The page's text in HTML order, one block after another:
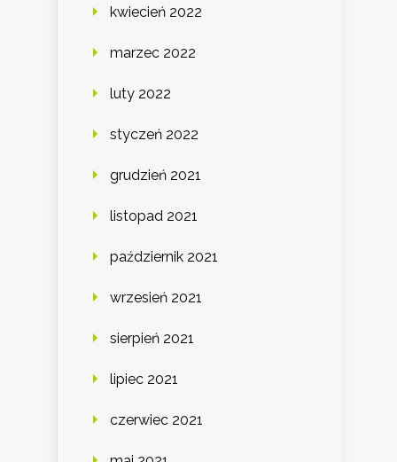
kwiecień 2022
marzec 2022
luty 2022
styczeń 2022
grudzień 2021
listopad 2021
październik 2021
wrzesień 2021
sierpień 2021
lipiec 2021
czerwiec 2021